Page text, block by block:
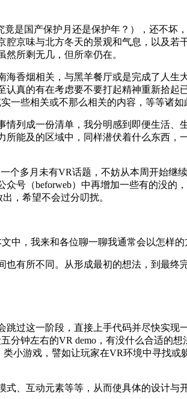
是国产保护月还是保护年？），还不坏
京味与北方冬天的景观和气息，以及若
所剩无几，但所幸仍在。
香烟相关，与黑羊餐厅或是完成了人生
真的有在考虑要不要打起精神重新拾起
一些相关或不那么相关的内容，等等诸如
列成一份清单，我分明感到即便生活、
能及的区域中，同样潜伏着什么东西，
个多月未有VR话题，不妨从本周开始继
号（beforweb）中再增加一些有的没的
，希望不会过分叨扰。
中，我来和各位聊一聊我通常会以怎样的
有所不同。从形成最初的想法，到最终
过这一阶段，直接上手代码并尽快实现
钟左右的VR demo，有没什么合适的
小游戏，譬如让玩家在VR环境中寻找或
、互动元素等等，从而使具体的设计与